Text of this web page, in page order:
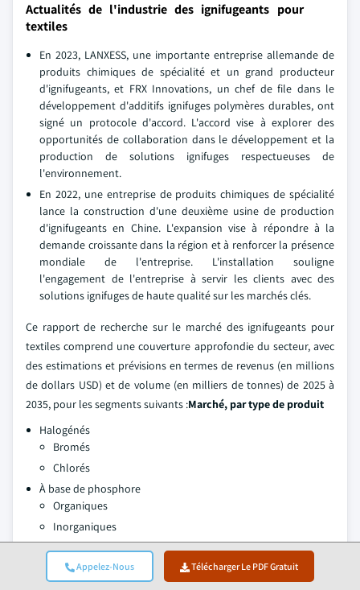
Appelez-Nous Télécharger Le PDF Gratuit
Actualités de l'industrie des ignifugeants pour
textiles
En 2023, LANXESS, une importante entreprise allemande de
produits chimiques de spécialité et un grand producteur
d'ignifugeants, et FRX Innovations, un chef de file dans le
développement d'additifs ignifuges polymères durables, ont
signé un protocole d'accord. L'accord vise à explorer des
opportunités de collaboration dans le développement et la
production de solutions ignifuges respectueuses de
l'environnement.
En 2022, une entreprise de produits chimiques de spécialité
lance la construction d'une deuxième usine de production
d'ignifugeants en Chine. L'expansion vise à répondre à la
demande croissante dans la région et à renforcer la présence
mondiale de l'entreprise. L'installation souligne
l'engagement de l'entreprise à servir les clients avec des
solutions ignifuges de haute qualité sur les marchés clés.
Ce rapport de recherche sur le marché des ignifugeants pour
textiles comprend une couverture approfondie du secteur, avec
des estimations et prévisions en termes de revenus (en millions
de dollars USD) et de volume (en milliers de tonnes) de 2025 à
2035, pour les segments suivants :Marché, par type de produit
Halogénés
Bromés
Chlorés
À base de phosphore
Organiques
Inorganiques
À base d'azote
Dérivés de mélamine
Composés de guanidine